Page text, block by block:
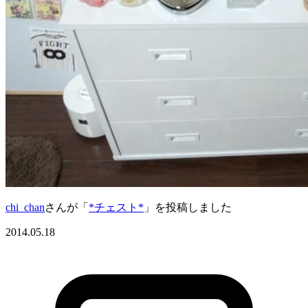
chi_chanさんが「 *チェスト* 」を投稿しました
2014.05.18